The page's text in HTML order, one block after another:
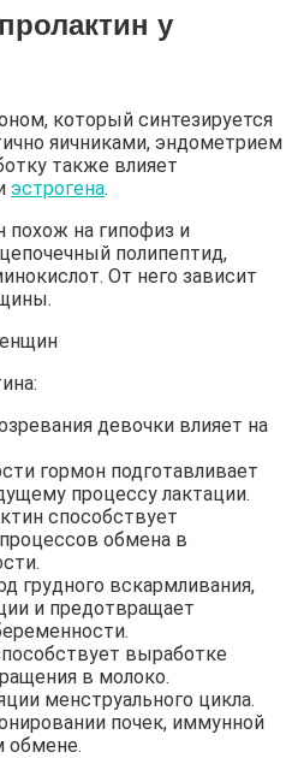
у
который синтезируется
яичниками, эндометрием
также влияет
эстрогена.
похож на гипофиз и
полипептид,
От него зависит
девочки влияет на
гормон подготавливает
процессу лактации.
способствует
обмена в
грудного вскармливания,
и предотвращает
выработке
в молоко.
менструального цикла.
почек, иммунной
обмене.